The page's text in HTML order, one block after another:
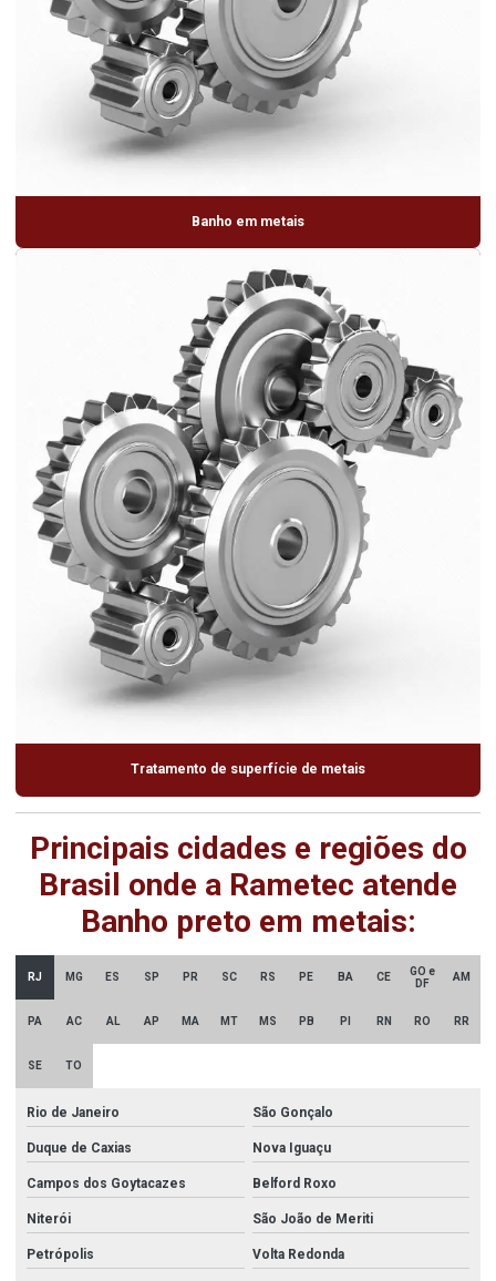
Banho em metais
Tratamento de superfície de metais
Principais cidades e regiões do
Brasil onde a Rametec atende
Banho preto em metais:
RJ MG ES SP PR SC RS PE BA CE
GO e
DF
AM
PA AC AL AP MA MT MS PB PI RN RO RR
SE TO
Rio de Janeiro São Gonçalo
Duque de Caxias Nova Iguaçu
Campos dos Goytacazes Belford Roxo
Niterói São João de Meriti
Petrópolis Volta Redonda